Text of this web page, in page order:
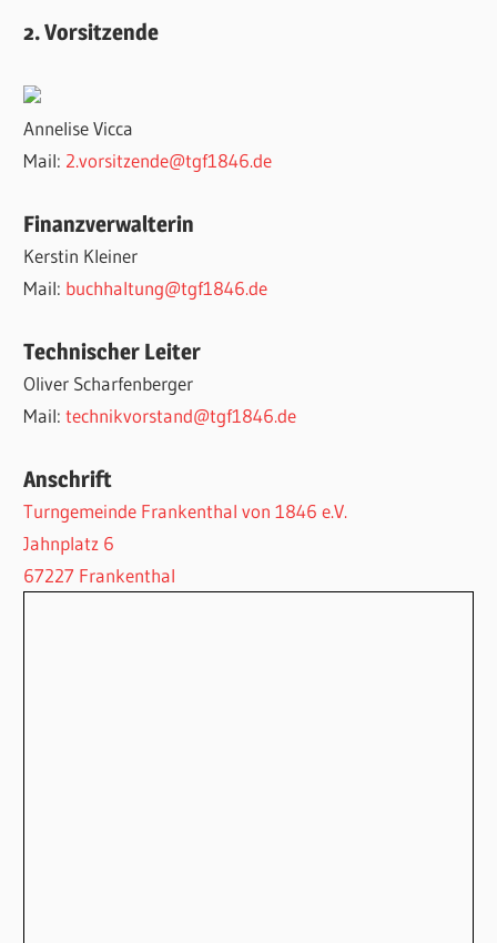
2. Vorsitzende
Annelise Vicca
Mail: 2.vorsitzende@tgf1846.de
Finanzverwalterin
Kerstin Kleiner
Mail: buchhaltung@tgf1846.de
Technischer Leiter
Oliver Scharfenberger
Mail:technikvorstand@tgf1846.de
Anschrift
Turngemeinde Frankenthal von 1846 e.V.
Jahnplatz 6
67227 Frankenthal